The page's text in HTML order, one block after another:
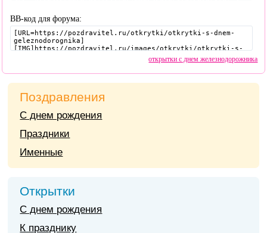
BB-код для форума:
открытки с днем железнодорожника
Поздравления
С днем рождения
Праздники
Именные
Открытки
С днем рождения
К празднику